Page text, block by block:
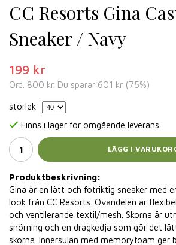
CC Resorts Gina
Sneaker / Navy
199 kr
Ord. 800 kr. Du sparar 601 kr (75%)
storlek
Finns i lager för omgående leverans
LÄGG I
Produktbeskrivning:
Gina är en lätt och fotriktig sneaker med
look från CC Resorts. Ovandelen är
och ventilerande textil/mesh. Skorna är
snörning och en dragkedja som gör det
skorna. Innersulan med memoryfoam ger